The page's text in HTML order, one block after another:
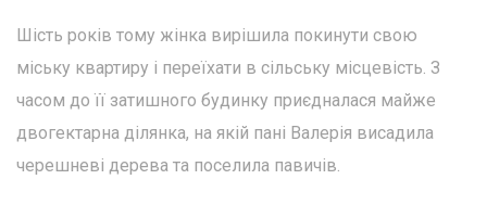
Шість років тому жінка вирішила покинути свою
міську квартиру і переїхати в сільську місцевість. З
часом до її затишного будинку приєдналася майже
двогектарна ділянка, на якій пані Валерія висадила
черешневі дерева та поселила павичів.